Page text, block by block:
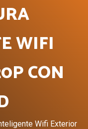
WIFI
CON
Wifi Exterior